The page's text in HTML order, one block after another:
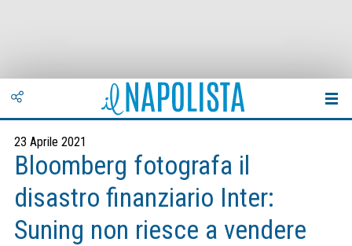
23 Aprile 2021
Bloomberg fotografa il
disastro finanziario Inter:
Suning non riesce a vendere